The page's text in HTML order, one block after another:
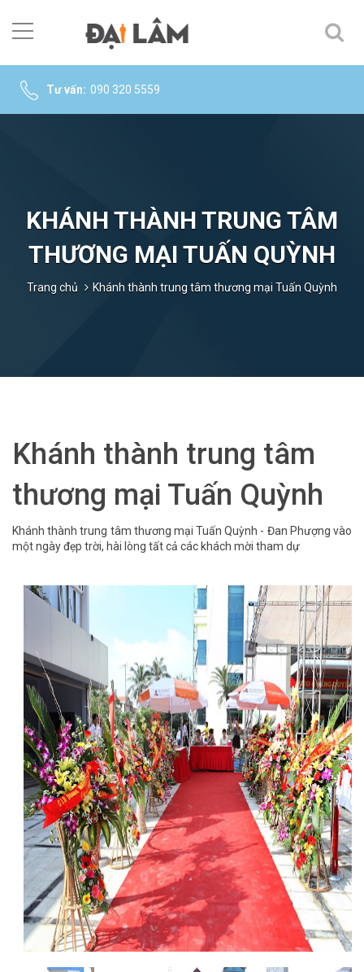
Tư vấn: 090 320 5559
KHÁNH THÀNH TRUNG TÂM
THƯƠNG MẠI TUẤN QUỲNH
Trang chủ Khánh thành trung tâm thương mại Tuấn Quỳnh
Khánh thành trung tâm
thương mại Tuấn Quỳnh
Khánh thành trung tâm thương mại Tuấn Quỳnh - Đan Phượng vào
một ngày đẹp trời, hài lòng tất cả các khách mời tham dự